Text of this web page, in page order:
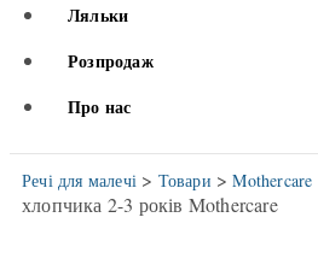
Ляльки
Розпродаж
Про нас
Речі для малечі > Товари >Mothercare
хлопчика 2-3 років Mothercare